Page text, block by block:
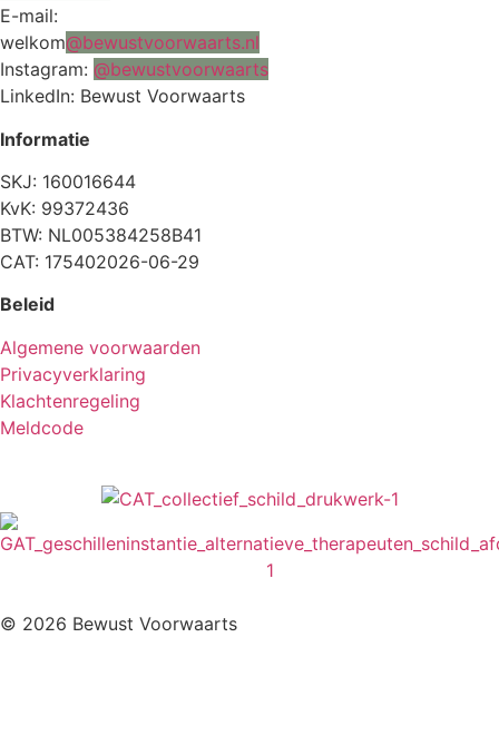
E-mail:
welkom@bewustvoorwaarts.nl
Instagram: @bewustvoorwaarts
LinkedIn: Bewust Voorwaarts
Informatie
SKJ: 160016644
KvK: 99372436
BTW: NL005384258B41
CAT: 175402026-06-29
Beleid
Algemene voorwaarden
Privacyverklaring
Klachtenregeling
Meldcode
© 2026 Bewust Voorwaarts